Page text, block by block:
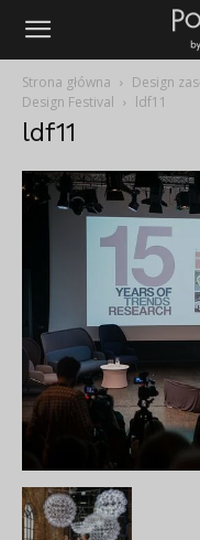
Strona główna
Design
Design Festival
ldf11
ldf11